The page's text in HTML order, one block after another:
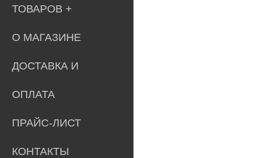
ТОВАРОВ
О МАГАЗИНЕ
ДОСТАВКА И
ОПЛАТА
ПРАЙС-ЛИСТ
КОНТАКТЫ